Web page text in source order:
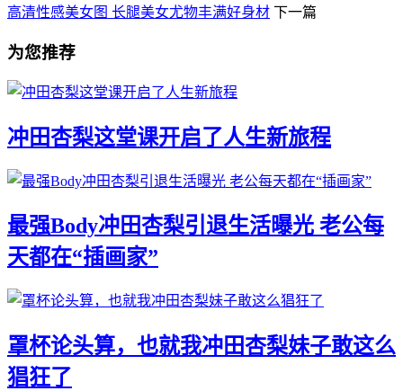
高清性感美女图 长腿美女尤物丰满好身材 下一篇
为您推荐
冲田杏梨这堂课开启了人生新旅程
最强Body冲田杏梨引退生活曝光 老公每
天都在“插画家”
罩杯论头算，也就我冲田杏梨妹子敢这么
猖狂了